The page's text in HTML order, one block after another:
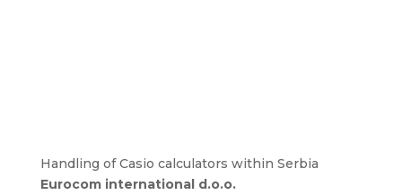
Handling of Casio calculators within Serbia
Eurocom international d.o.o.